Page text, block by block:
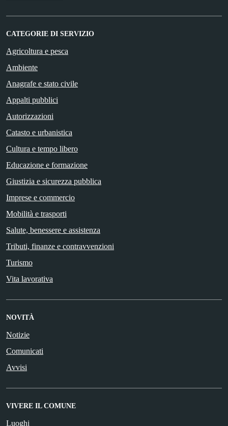
CATEGORIE DI SERVIZIO
Agricoltura e pesca
Ambiente
Anagrafe e stato civile
Appalti pubblici
Autorizzazioni
Catasto e urbanistica
Cultura e tempo libero
Educazione e formazione
Giustizia e sicurezza pubblica
Imprese e commercio
Mobilità e trasporti
Salute, benessere e assistenza
Tributi, finanze e contravvenzioni
Turismo
Vita lavorativa
NOVITÀ
Notizie
Comunicati
Avvisi
VIVERE IL COMUNE
Luoghi